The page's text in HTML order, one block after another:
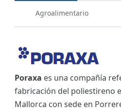
Agroalimentario
Poraxa es una compañía
fabricación del poliestireno
Mallorca con sede en